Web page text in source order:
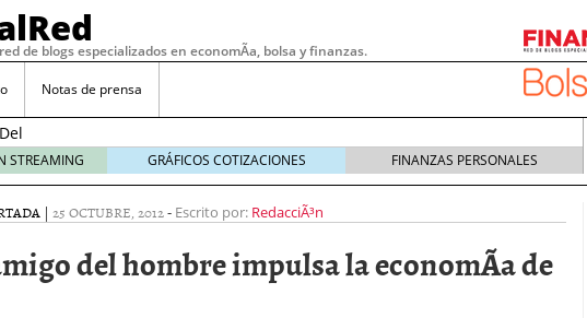
de blogs especializados en economÃ­a, bolsa y finanzas.
Notas de prensa
Del
depósito
a la
cómo
cambiando
STREAMING GRÁFICOS COTIZACIONES FINANZAS PERSONALES
| 25 OCTUBRE, 2012- Escrito por: RedacciÃ³n
del hombre impulsa la economÃ­a de